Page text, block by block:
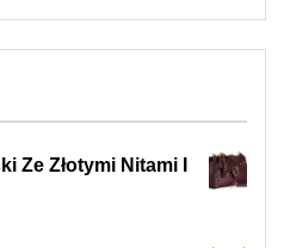
Ze Złotymi Nitami I